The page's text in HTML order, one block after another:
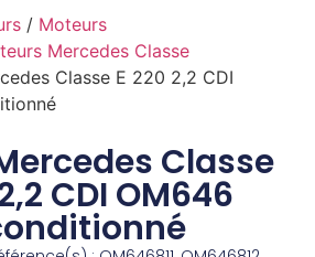
/ Moteurs
Mercedes Classe
Classe E 220 2,2 CDI
Classe
CDI OM646